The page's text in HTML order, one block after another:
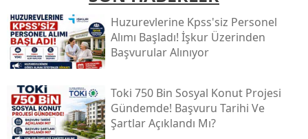
Huzurevlerine Kpss'siz Personel
Alımı Başladı! İşkur Üzerinden
Başvurular Alınıyor
Toki̇ 750 Bin Sosyal Konut Projesi
Gündemde! Başvuru Tarihi Ve
Şartlar Açıklandı Mı?